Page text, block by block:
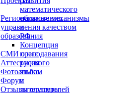
математического
образования
в
РФ
Концепция
преподавания
русского
языка
и
литературы
Региональные механизмы
управления качеством
образования
СМИ о нас
Аттестация
Фотоальбом
Форум
Отзывы слушателей